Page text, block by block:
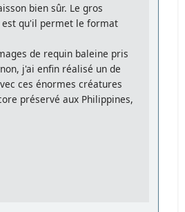
bien sûr. Le gros
est qu'il permet le format
de requin baleine pris
j'ai enfin réalisé un de
ces énormes créatures
préservé aux Philippines,